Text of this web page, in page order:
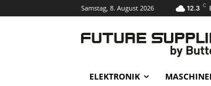
Samstag, 8. August 2026 12.3 C
ELEKTRONIK